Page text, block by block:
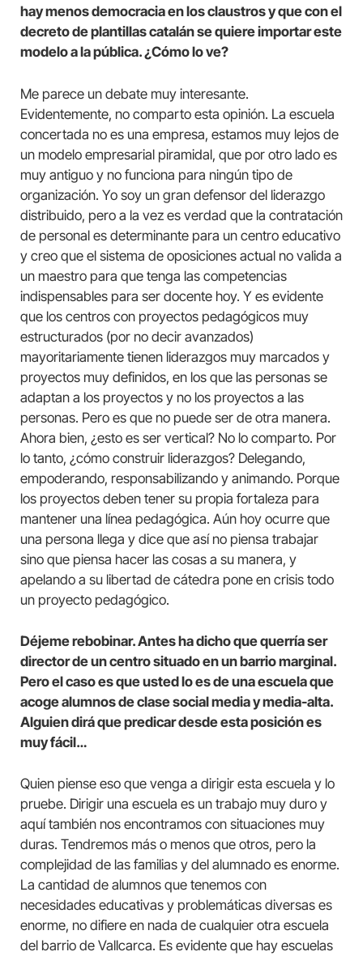
hay menos democracia en los claustros y que con el
decreto de plantillas catalán se quiere importar este
modelo a la pública. ¿Cómo lo ve?
Me parece un debate muy interesante.
Evidentemente, no comparto esta opinión. La escuela
concertada no es una empresa, estamos muy lejos de
un modelo empresarial piramidal, que por otro lado es
muy antiguo y no funciona para ningún tipo de
organización. Yo soy un gran defensor del liderazgo
distribuido, pero a la vez es verdad que la contratación
de personal es determinante para un centro educativo
y creo que el sistema de oposiciones actual no valida a
un maestro para que tenga las competencias
indispensables para ser docente hoy. Y es evidente
que los centros con proyectos pedagógicos muy
estructurados (por no decir avanzados)
mayoritariamente tienen liderazgos muy marcados y
proyectos muy definidos, en los que las personas se
adaptan a los proyectos y no los proyectos a las
personas. Pero es que no puede ser de otra manera.
Ahora bien, ¿esto es ser vertical? No lo comparto. Por
lo tanto, ¿cómo construir liderazgos? Delegando,
empoderando, responsabilizando y animando. Porque
los proyectos deben tener su propia fortaleza para
mantener una línea pedagógica. Aún hoy ocurre que
una persona llega y dice que así no piensa trabajar
sino que piensa hacer las cosas a su manera, y
apelando a su libertad de cátedra pone en crisis todo
un proyecto pedagógico.
Déjeme rebobinar. Antes ha dicho que querría ser
director de un centro situado en un barrio marginal.
Pero el caso es que usted lo es de una escuela que
acoge alumnos de clase social media y media-alta.
Alguien dirá que predicar desde esta posición es
muy fácil…
Quien piense eso que venga a dirigir esta escuela y lo
pruebe. Dirigir una escuela es un trabajo muy duro y
aquí también nos encontramos con situaciones muy
duras. Tendremos más o menos que otros, pero la
complejidad de las familias y del alumnado es enorme.
La cantidad de alumnos que tenemos con
necesidades educativas y problemáticas diversas es
enorme, no difiere en nada de cualquier otra escuela
del barrio de Vallcarca. Es evidente que hay escuelas